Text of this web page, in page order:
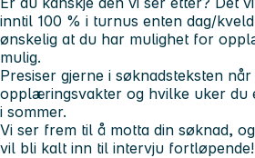
inntil 100 % i turnus enten dag/
ønskelig at du har mulighet for
mulig.
Presiser gjerne i søknadsteksten
opplæringsvakter og hvilke uker du
i sommer.
Vi ser frem til å motta din søknad,
vil bli kalt inn til intervju fortløpende!